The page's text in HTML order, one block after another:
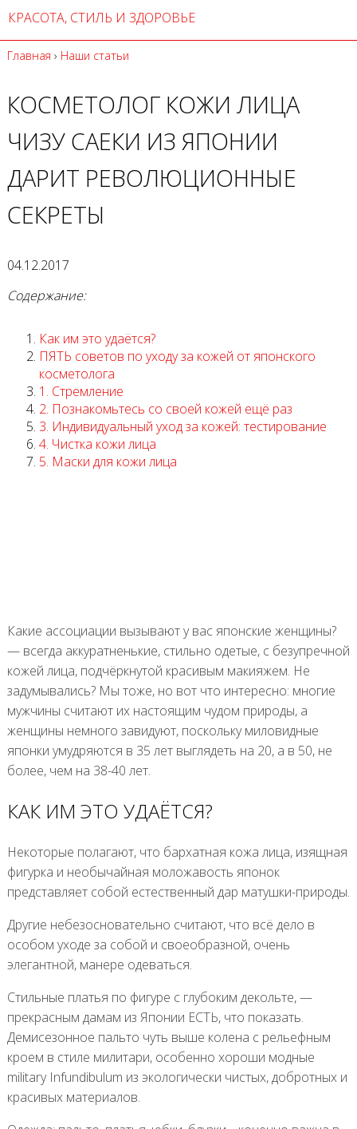
КРАСОТА, СТИЛЬ И ЗДОРОВЬЕ
Главная › Наши статьи
КОСМЕТОЛОГ КОЖИ ЛИЦА
ЧИЗУ САЕКИ ИЗ ЯПОНИИ
ДАРИТ РЕВОЛЮЦИОННЫЕ
СЕКРЕТЫ
04.12.2017
Содержание:
Как им это удаётся?
ПЯТЬ советов по уходу за кожей от японского
косметолога
1. Стремление
2. Познакомьтесь со своей кожей ещё раз
3. Индивидуальный уход за кожей: тестирование
4. Чистка кожи лица
5. Маски для кожи лица
Какие ассоциации вызывают у вас японские женщины?
— всегда аккуратненькие, стильно одетые, с безупречной
кожей лица, подчёркнутой красивым макияжем. Не
задумывались? Мы тоже, но вот что интересно: многие
мужчины считают их настоящим чудом природы, а
женщины немного завидуют, поскольку миловидные
японки умудряются в 35 лет выглядеть на 20, а в 50, не
более, чем на 38-40 лет.
КАК ИМ ЭТО УДАЁТСЯ?
Некоторые полагают, что бархатная кожа лица, изящная
фигурка и необычайная моложавость японок
представляет собой естественный дар матушки-природы.
Другие небезосновательно считают, что всё дело в
особом уходе за собой и своеобразной, очень
элегантной, манере одеваться.
Стильные платья по фигуре с глубоким декольте, —
прекрасным дамам из Японии ЕСТЬ, что показать.
Демисезонное пальто чуть выше колена с рельефным
кроем в стиле милитари, особенно хороши модные
military Infundibulum из экологически чистых, добротных и
красивых материалов.